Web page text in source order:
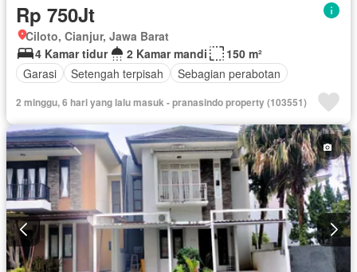
Rp 750Jt
Ciloto, Cianjur, Jawa Barat
4 Kamar tidur
2 Kamar mandi
150 m²
Garasi
Setengah terpisah Sebagian perabotan
2 minggu, 6 hari yang lalu masuk - pranasindo property (103551)